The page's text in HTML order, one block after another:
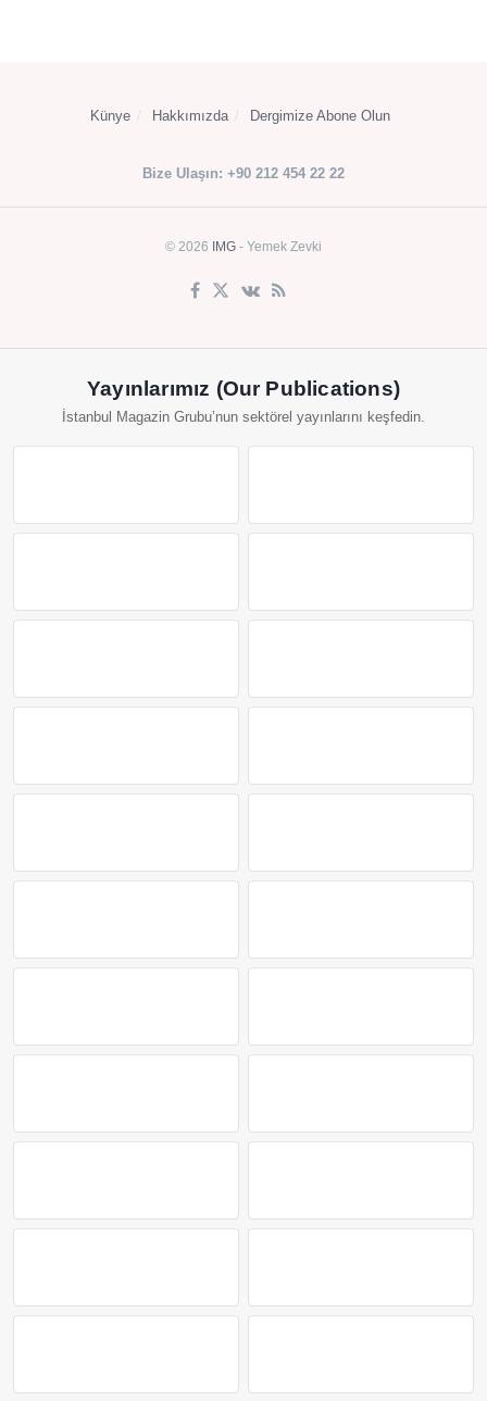
Künye Hakkımızda Dergimize Abone Olun
Bize Ulaşın: +90 212 454 22 22
© 2026 IMG - Yemek Zevki
Yayınlarımız (Our Publications)
İstanbul Magazin Grubu’nun sektörel yayınlarını keşfedin.